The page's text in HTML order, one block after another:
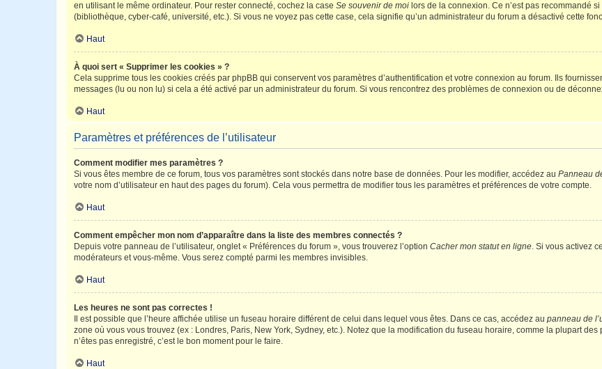
en utilisant le même ordinateur. Pour rester connecté, cochez la case Se souvenir de moi lors de la connexion. Ce n’est pas recommandé
(bibliothèque, cyber-café, université, etc.). Si vous ne voyez pas cette case, cela signifie qu’un administrateur du forum a désactivé cette
Haut
À quoi sert « Supprimer les cookies » ?
Cela supprime tous les cookies créés par phpBB qui conservent vos paramètres d’authentification et votre connexion au forum. Ils
messages (lu ou non lu) si cela a été activé par un administrateur du forum. Si vous rencontrez des problèmes de connexion ou de
Haut
Paramètres et préférences de l’utilisateur
Comment modifier mes paramètres ?
Si vous êtes membre de ce forum, tous vos paramètres sont stockés dans notre base de données. Pour les modifier, accédez au Panneau
votre nom d’utilisateur en haut des pages du forum). Cela vous permettra de modifier tous les paramètres et préférences de votre compte.
Haut
Comment empêcher mon nom d’apparaître dans la liste des membres connectés ?
Depuis votre panneau de l’utilisateur, onglet « Préférences du forum », vous trouverez l’option Cacher mon statut en ligne. Si vous activez
modérateurs et vous-même. Vous serez compté parmi les membres invisibles.
Haut
Les heures ne sont pas correctes !
Il est possible que l’heure affichée utilise un fuseau horaire différent de celui dans lequel vous êtes. Dans ce cas, accédez au panneau de
zone où vous vous trouvez (ex : Londres, Paris, New York, Sydney, etc.). Notez que la modification du fuseau horaire, comme la plupart
n’êtes pas enregistré, c’est le bon moment pour le faire.
Haut